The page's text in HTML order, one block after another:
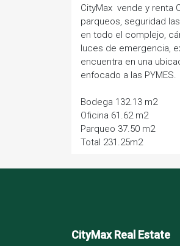
CityMax vende y renta
parqueos, seguridad
en todo el complejo,
luces de emergencia,
encuentra en una
enfocado a las PYMES.
Bodega 132.13 m2
Oficina 61.62 m2
Parqueo 37.50 m2
Total 231.25m2
CityMax Real Estate